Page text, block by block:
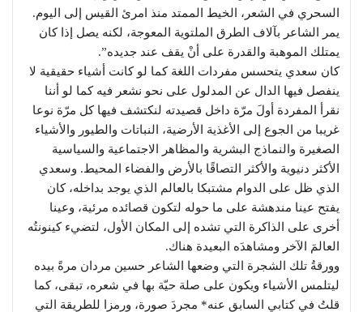
السحري في الشعر، الخيط الممتد منذ امرئ القيس إلى اليوم.
يمر الشاعر بآلاف الطرق الملتوية المعوجة، لكنه يصل إذا كان
يمتلك الموهبة والقدرة على أنْ يقف عند جديده”.
كان سعدي يتحسس مفردات اللغة كما لو كانت أشياء حقيقية لا
ينفصل فيها الدال عن المدلول على نحو نشعر فيه كما لو أننا
نقرأ المفردة أولَ مرّة داخل قصيدته لنكتشف فيها كل مرّة نوعا
غريبا من الجوع إلى الأغذية الأرضية، النباتات والطيور والأشياء
الصغيرة والنماذج البشرية والمظاهر الاجتماعية والسياسية
الأكثر دنيوية والأكثر التصاقًا بالأرض والفضاء المحيط. وسعدي
الذي ظل على الدوام مشتبكا بالعالم الذي يوجد بداخله، كان
يفتح عينا مندهشة على ما حوله لتكون قصائده مرئية، وعينا
أخرى على الذاكرة التي تشده إلى المكان الأول، لتضيء كينونتُه
العالمَ الآخر ومشاهدَه البعيدة هناك.
وورقةُ تلك الشجرة التي وضعها الشاعر حسين مردان مرةً بيده
ليتلمس الأشياء ويكون على صلة حيّة بها في شعره، تبقى، كما
قلتُ في كتابي السابق عنه* مجردَ صورة، ورمزا للطريقة التي